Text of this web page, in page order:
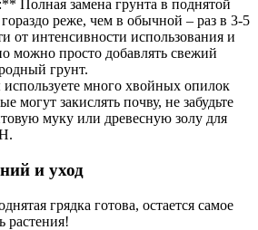
Полная замена грунта в поднятой
гораздо реже, чем в обычной – раз в 3-5
от интенсивности использования и
можно просто добавлять свежий
грунт.
много хвойных опилок
могут закислять почву, не забудьте
муку или древесную золу для
и уход
грядка готова, остается самое
растения!